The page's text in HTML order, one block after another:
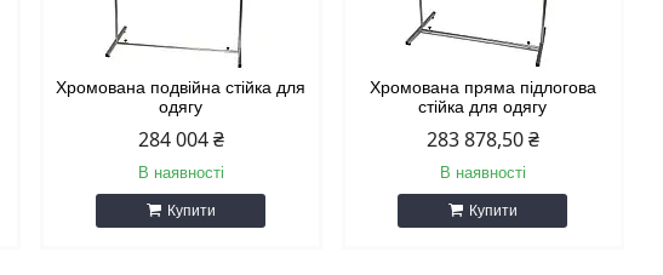
Хромована подвійна стійка для
одягу
284 004 ₴
В наявності
Купити
Хромована пряма підлогова
стійка для одягу
283 878,50 ₴
В наявності
Купити